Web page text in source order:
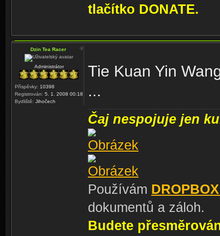
tlačítko DONATE.
Dzin Tea Racer
Administrátor
Příspěvky: 10398
Registrován: 5. 1. 2008 00:18
Bydliště: Jihočech
Tie Kuan Yin
...
Čaj nespojuje jen
Používám
dokumentů a záloh.
Budete